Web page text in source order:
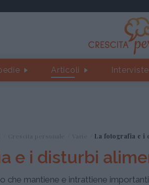
Articoli Interviste
La fotografia e i
e i disturbi
che mantiene e intrattiene